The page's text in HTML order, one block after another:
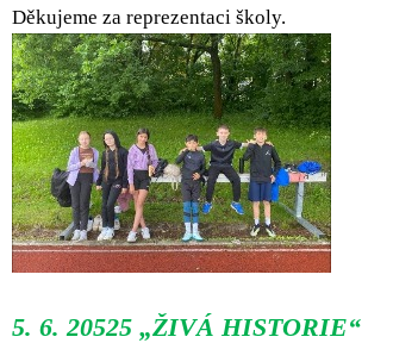
Děkujeme za reprezentaci školy.
5. 6. 20525 „ŽIVÁ HISTORIE“